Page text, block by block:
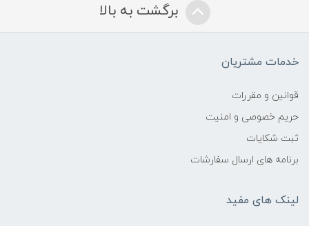
برگشت به بالا
خدمات مشتریان
قوانین و مقررات
حریم خصوصی و امنیت
ثبت شکایات
برنامه های ارسال سفارشات
لینک های مفید